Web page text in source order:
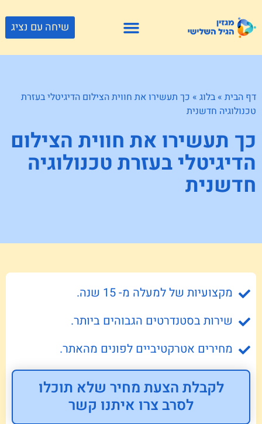
שיחה עם נציג
דף הבית » בלוג » כך תעשירו את חווית הצילום הדיגיטלי בעזרת
טכנולוגיה חדשנית
כך תעשירו את חווית הצילום
הדיגיטלי בעזרת טכנולוגיה
חדשנית
מקצועיות של למעלה מ- 15 שנה.
שירות בסטנדרטים הגבוהים ביותר.
מחירים אטרקטיביים לפונים מהאתר.
לקבלת הצעת מחיר שלא תוכלו
לסרב צרו איתנו קשר